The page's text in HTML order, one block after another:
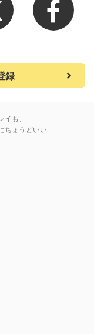
録
イも、
ちょうどいい